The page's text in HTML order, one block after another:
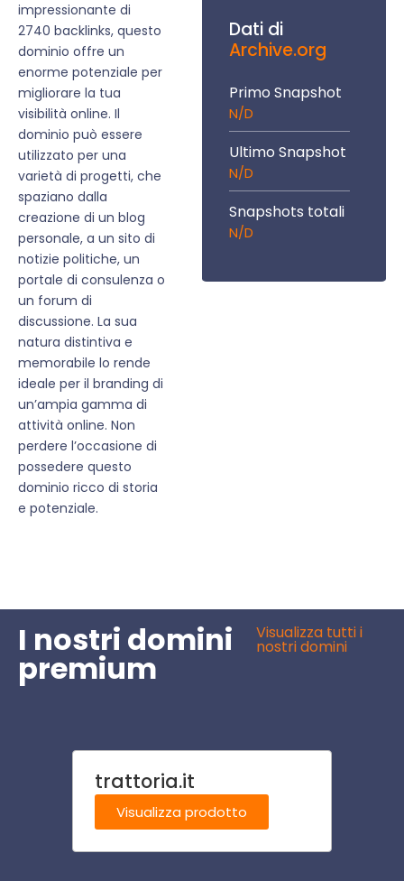
impressionante di
2740 backlinks, questo
dominio offre un
enorme potenziale per
migliorare la tua
visibilità online. Il
dominio può essere
utilizzato per una
varietà di progetti, che
spaziano dalla
creazione di un blog
personale, a un sito di
notizie politiche, un
portale di consulenza o
un forum di
discussione. La sua
natura distintiva e
memorabile lo rende
ideale per il branding di
un’ampia gamma di
attività online. Non
perdere l’occasione di
possedere questo
dominio ricco di storia
e potenziale.
Dati di
Archive.org
Primo Snapshot
N/D
Ultimo Snapshot
N/D
Snapshots totali
N/D
I nostri domini
premium
Visualizza tutti i
nostri domini
trattoria.it
Visualizza prodotto